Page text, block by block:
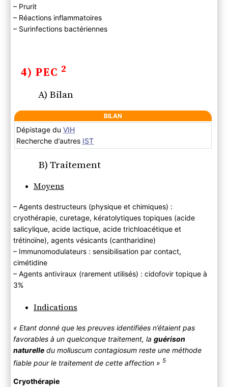
– Prurit
– Réactions inflammatoires
– Surinfections bactériennes
4) PEC 2
A) Bilan
BILAN
Dépistage duVIH
Recherche d’autres IST
B) Traitement
Moyens
– Agents destructeurs (physique et chimiques) :
cryothérapie, curetage, kératolytiques topiques (acide
salicylique, acide lactique, acide trichloacétique et
trétinoïne), agents vésicants (cantharidine)
– Immunomodulateurs : sensibilisation par contact,
cimétidine
– Agents antiviraux (rarement utilisés) : cidofovir topique à
3%
Indications
« Etant donné que les preuves identifiées n’étaient pas
favorables à un quelconque traitement, la guérison
naturelledu molluscum contagiosum reste une méthode
fiable pour le traitement de cette affection » 5
Cryothérapie